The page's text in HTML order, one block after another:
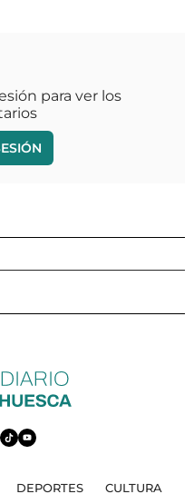
para ver los
DEPORTES CULTURA